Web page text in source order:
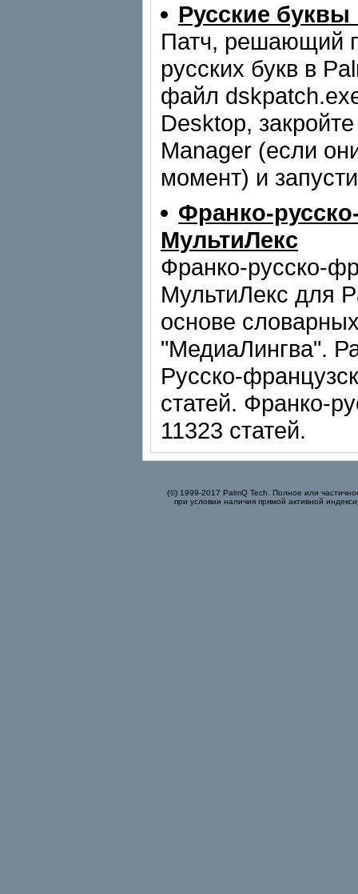
Русские
Патч, решающий
русских букв в
файл
Desktop,
Manager (если
момент) и
Франко-
МультиЛекс
Франко-русско-
МультиЛекс для
основе
"МедиаЛингва".
Русско-
статей. Франко-
11323 статей.
(©) 1999-2017 PalmQ Tech. Полное или
при условии наличия прямой активной